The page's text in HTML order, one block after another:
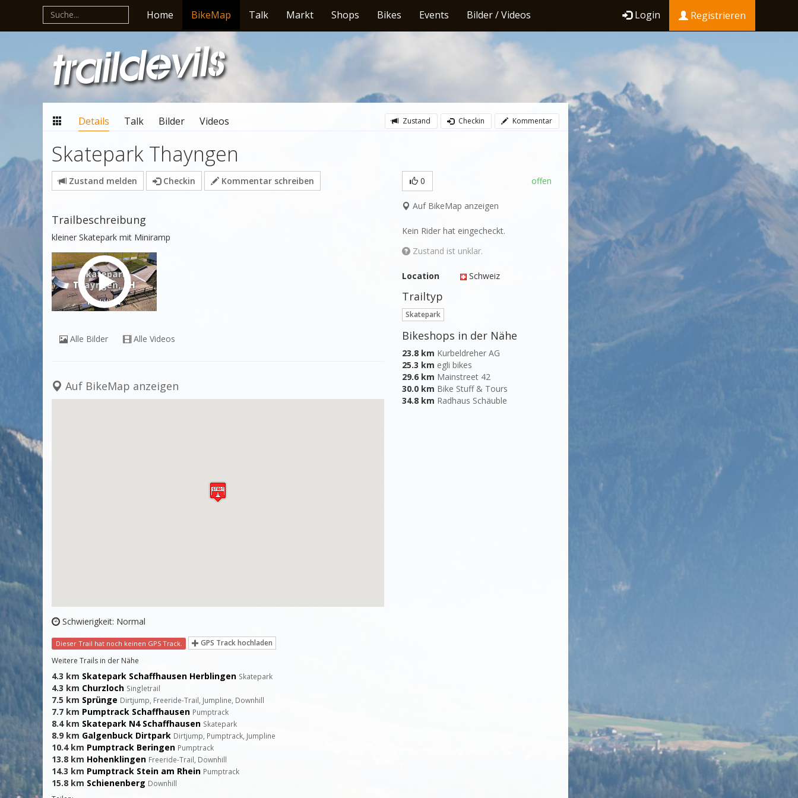
Home BikeMap Talk Markt Shops Bikes Events Bilder / Videos Login Registrieren
Details Talk Bilder Videos Zustand Checkin Kommentar
Skatepark Thayngen
0 offen
Auf BikeMap anzeigen
Kein Rider hat eingecheckt.
Zustand ist unklar.
Location Schweiz
Trailtyp
Skatepark
Bikeshops in der Nähe
23.8 km Kurbeldreher AG
25.3 km egli bikes
29.6 km Mainstreet 42
30.0 km Bike Stuff & Tours
34.8 km Radhaus Schäuble
Zustand melden Checkin Kommentar schreiben
Trailbeschreibung
kleiner Skatepark mit Miniramp
Alle Bilder Alle Videos
Auf BikeMap anzeigen
Schwierigkeit: Normal
Dieser Trail hat noch keinen GPS Track.
GPS Track hochladen
Weitere Trails in der Nähe
4.3 km Skatepark Schaffhausen Herblingen Skatepark
4.3 km Churzloch Singletrail
7.5 km Sprünge Dirtjump, Freeride-Trail, Jumpline, Downhill
7.7 km Pumptrack Schaffhausen Pumptrack
8.4 km Skatepark N4 Schaffhausen Skatepark
8.9 km Galgenbuck Dirtpark Dirtjump, Pumptrack, Jumpline
10.4 km Pumptrack Beringen Pumptrack
13.8 km Hohenklingen Freeride-Trail, Downhill
14.3 km Pumptrack Stein am Rhein Pumptrack
15.8 km Schienenberg Downhill